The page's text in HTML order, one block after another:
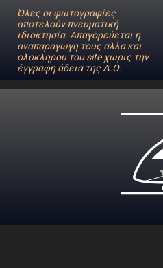
Όλες οι φωτογραφίες
αποτελούν πνευματική
ιδιοκτησία. Απαγορεύεται η
αναπαραγωγη τους αλλα και
ολοκληρου του site χωρις την
έγγραφη άδεια της Δ.Ο.